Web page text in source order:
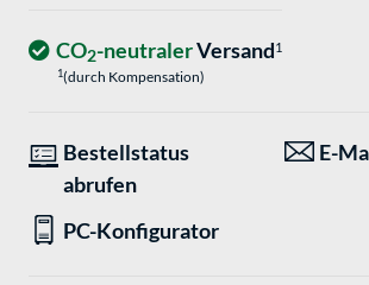
CO2-neutralerVersand1
1(durch Kompensation)
Bestellstatus
abrufen
E-
PC-Konfigurator